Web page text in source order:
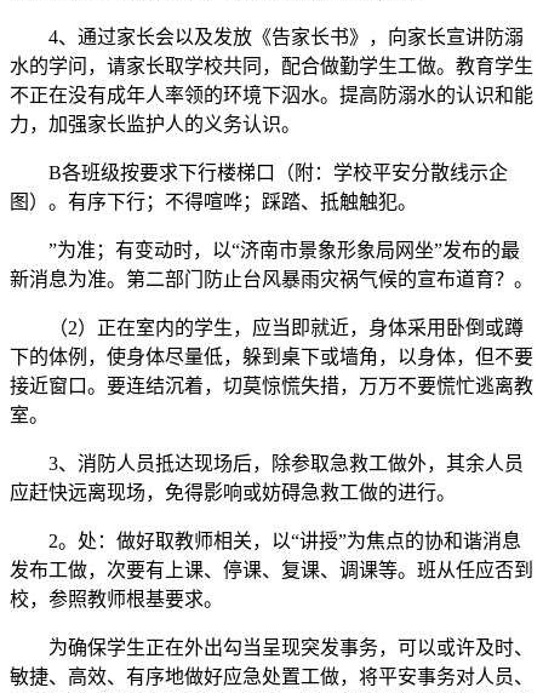
4、通过家长会以及发放《告家长书》，向家长宣讲防溺
水的学问，请家长取学校共同，配合做勤学生工做。教育学生
不正在没有成年人率领的环境下泅水。提高防溺水的认识和能
力，加强家长监护人的义务认识。
B各班级按要求下行楼梯口（附：学校平安分散线示企
图）。有序下行；不得喧哗；踩踏、抵触触犯。
”为准；有变动时，以“济南市景象形象局网坐”发布的最
新消息为准。第二部门防止台风暴雨灾祸气候的宣布道育？。
（2）正在室内的学生，应当即就近，身体采用卧倒或蹲
下的体例，使身体尽量低，躲到桌下或墙角，以身体，但不要
接近窗口。要连结沉着，切莫惊慌失措，万万不要慌忙逃离教
室。
3、消防人员抵达现场后，除参取急救工做外，其余人员
应赶快远离现场，免得影响或妨碍急救工做的进行。
2。处：做好取教师相关，以“讲授”为焦点的协和谐消息
发布工做，次要有上课、停课、复课、调课等。班从任应否到
校，参照教师根基要求。
为确保学生正在外出勾当呈现突发事务，可以或许及时、
敏捷、高效、有序地做好应急处置工做，将平安事务对人员、